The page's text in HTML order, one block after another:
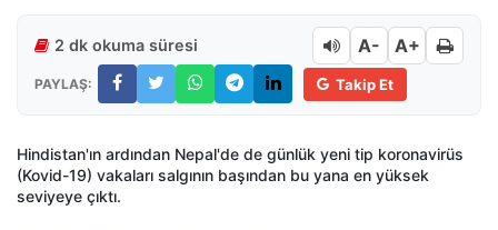
2 dk okuma süresi A- A+
PAYLAŞ: Takip Et
Hindistan'ın ardından Nepal'de de günlük yeni tip koronavirüs
(Kovid-19) vakaları salgının başından bu yana en yüksek
seviyeye çıktı.